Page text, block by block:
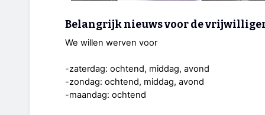
Belangrijk nieuws voor de
We willen werven voor
-zaterdag: ochtend, middag, avond
-zondag: ochtend, middag, avond
-maandag: ochtend